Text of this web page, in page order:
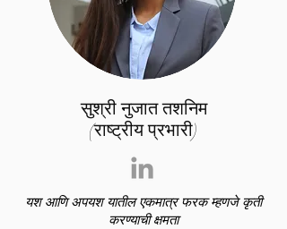
सुश्री नुजात तशनिम
(राष्ट्रीय प्रभारी)
यश आणि अपयश यातील एकमात्र फरक म्हणजे कृती
करण्याची क्षमता